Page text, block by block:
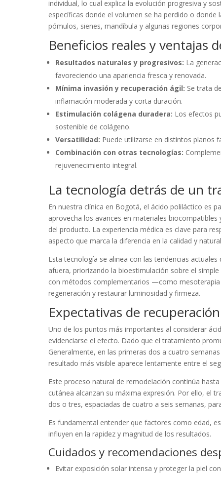
individual, lo cual explica la evolución progresiva y
específicas donde el volumen se ha perdido o
pómulos, sienes, mandíbula y algunas regiones
Beneficios reales y ventajas
Resultados naturales y progresivos: La
favoreciendo una apariencia fresca y renovada.
Mínima invasión y recuperación ágil: Se trata
inflamación moderada y corta duración.
Estimulación colágena duradera: Los efectos
sostenible de colágeno.
Versatilidad: Puede utilizarse en distintos planos
Combinación con otras tecnologías:
rejuvenecimiento integral.
La tecnología detrás de un
En nuestra clínica en Bogotá, el ácido poliláctico es
aprovecha los avances en materiales
del producto. La experiencia médica es clave para
aspecto que marca la diferencia en la calidad y
Esta tecnología se alinea con las tendencias
afuera, priorizando la bioestimulación sobre el
con métodos complementarios —como
regeneración y restaurar luminosidad y firmeza.
Expectativas de
Uno de los puntos más importantes al considerar
evidenciarse el efecto. Dado que el tratamiento
Generalmente, en las primeras dos a cuatro
resultado más visible aparece lentamente entre el
Este proceso natural de remodelación continúa
cutánea alcanzan su máxima expresión. Por ello, el
dos o tres, espaciadas de cuatro a seis semanas,
Es fundamental entender que factores como edad,
influyen en la rapidez y magnitud de los resultados.
Cuidados y recomendaciones
Evitar exposición solar intensa y proteger la piel